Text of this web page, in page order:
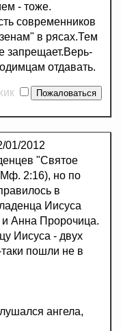
- тоже.
современников
в рясах.Тем
запрещает.Верь-
отдавать.
01/2012
"Святое
2:16), но по
в
Иисуса
Анна Пророчица.
Иисуса - двух
пошли не в
ангела,